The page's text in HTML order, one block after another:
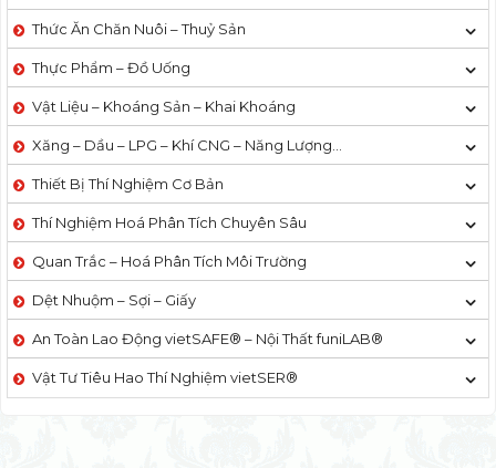
Thức Ăn Chăn Nuôi – Thuỷ Sản
Thực Phẩm – Đồ Uống
Vật Liệu – Khoáng Sản – Khai Khoáng
Xăng – Dầu – LPG – Khí CNG – Năng Lượng…
Thiết Bị Thí Nghiệm Cơ Bản
Thí Nghiệm Hoá Phân Tích Chuyên Sâu
Quan Trắc – Hoá Phân Tích Môi Trường
Dệt Nhuộm – Sợi – Giấy
An Toàn Lao Động vietSAFE® – Nội Thất funiLAB®
Vật Tư Tiêu Hao Thí Nghiệm vietSER®